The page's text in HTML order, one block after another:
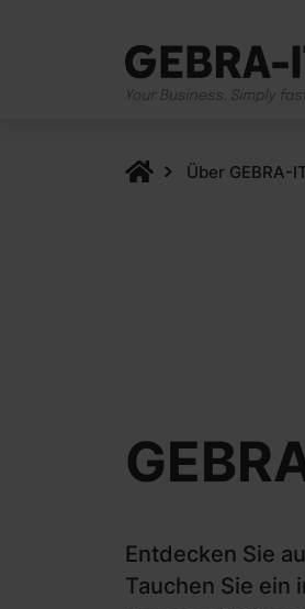
Über GEBRA-
Entdecken Sie
Tauchen Sie ein